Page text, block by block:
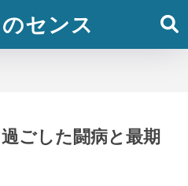
センス
ごした闘病と最期